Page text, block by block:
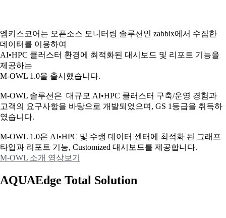
엠키스코어는 오픈소스 모니터링 솔루션인 zabbix에서 수집한
데이터를 이용하여
AI•HPC 클러스터 환경에 최적화된 대시보드 및 리포트 기능을
제공하는
M-OWL 1.0을 출시했습니다.
M-OWL 솔루션은 대규모 AI•HPC 클러스터 구축/운영 경험과
고객의 요구사항을 바탕으로 개발되었으며, GS 1등급을 취득하
였습니다.
M-OWL 1.0은 AI•HPC 및 수랭 데이터 센터에 최적화 된 그래프
타입과 리포트 기능, Customized 대시보드를 제공합니다.
M-OWL 소개 영상보기
AQUAEdge Total Solution